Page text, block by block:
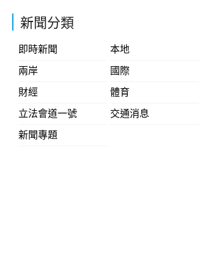
新聞分類
即時新聞
本地
兩岸
國際
財經
體育
立法會道一號
交通消息
新聞專題